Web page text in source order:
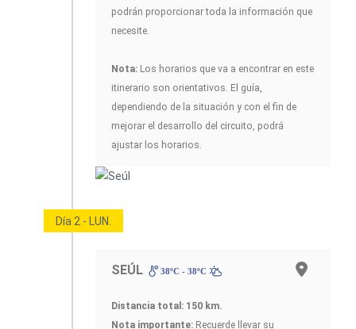
podrán proporcionar toda la información que
necesite.
Nota: Los horarios que va a encontrar en este
itinerario son orientativos. El guía,
dependiendo de la situación y con el fin de
mejorar el desarrollo del circuito, podrá
ajustar los horarios.
Día 2 - LUN.
SEÚL 38ºC - 38ºC
Distancia total: 150 km.
Nota importante: Recuerde llevar su